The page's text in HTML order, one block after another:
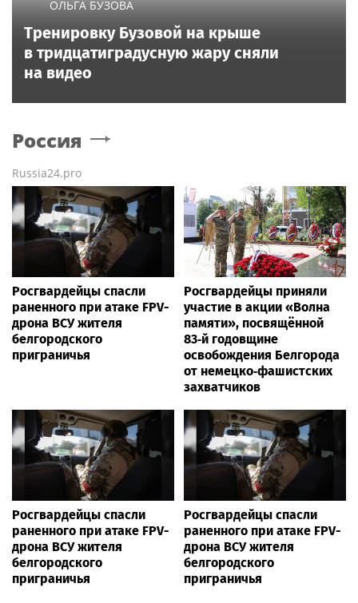
ОЛЬГА БУЗОВА
Тренировку Бузовой на крыше
в тридцатиградусную жару сняли
на видео
Россия
Russia24.pro
Росгвардейцы спасли
раненного при атаке FPV-
дрона ВСУ жителя
белгородского
приграничья
Росгвардейцы приняли
участие в акции «Волна
памяти», посвящённой
83‑й годовщине
освобождения Белгорода
от немецко‑фашистских
захватчиков
Росгвардейцы спасли
раненного при атаке FPV-
дрона ВСУ жителя
белгородского
приграничья
Росгвардейцы спасли
раненного при атаке FPV-
дрона ВСУ жителя
белгородского
приграничья